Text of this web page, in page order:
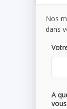
Nos
dans
A